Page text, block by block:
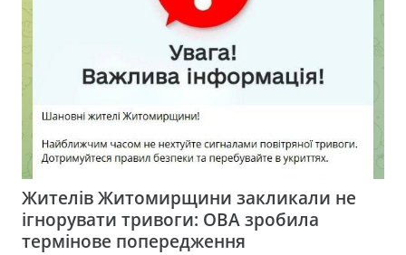
Жителів Житомирщини закликали не
ігнорувати тривоги: ОВА зробила
термінове попередження